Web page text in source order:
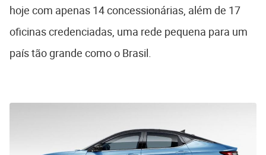
hoje com apenas 14 concessionárias, além de 17
oficinas credenciadas, uma rede pequena para um
país tão grande como o Brasil.